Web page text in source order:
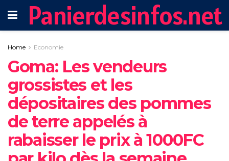
Panierdesinfos.net
Home Economie
Goma: Les vendeurs
grossistes et les
dépositaires des pommes
de terre appelés à
rabaisser le prix à 1000FC